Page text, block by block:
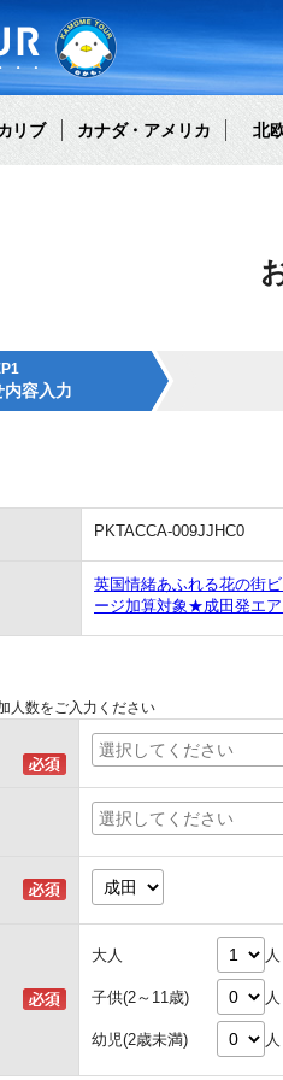
リブ カナダ・アメリカ 北
内容入力
PKTACCA-009JJHC0
英国情緒あふれる花の街
ージ加算対象★成田発エア
人数をご入力ください
大人 人
子供(2～11歳) 人
幼児(2歳未満) 人